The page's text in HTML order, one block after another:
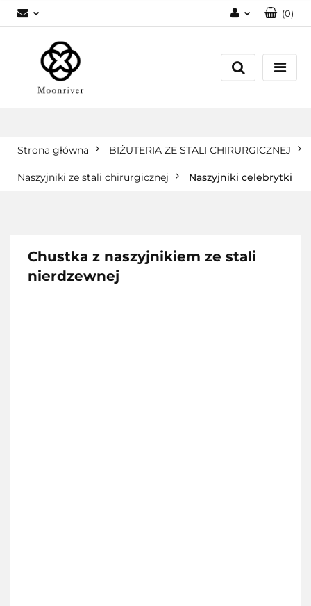
Zarejestruj się
(0)
Strona główna BIŻUTERIA ZE STALI CHIRURGICZNEJ
Naszyjniki ze stali chirurgicznej Naszyjniki celebrytki
Chustka z naszyjnikiem ze stali
nierdzewnej